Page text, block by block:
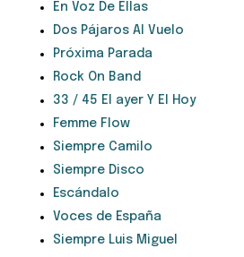
En Voz De Ellas
Dos Pájaros Al Vuelo
Próxima Parada
Rock On Band
33 / 45 El ayer Y El Hoy
Femme Flow
Siempre Camilo
Siempre Disco
Escándalo
Voces de España
Siempre Luis Miguel